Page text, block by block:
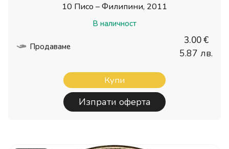
10 Писо – Филипини, 2011
В наличност
Продаваме
3.00 €
5.87 лв.
Купи
Изпрати оферта